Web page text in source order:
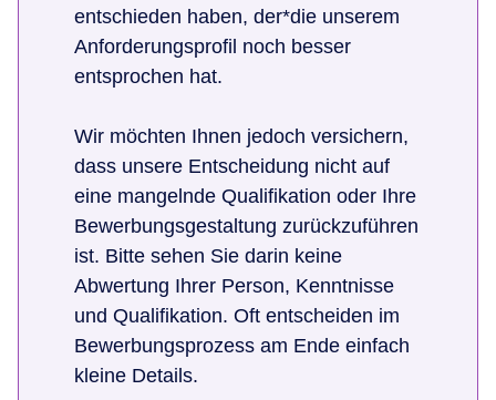
entschieden haben, der*die unserem
Anforderungsprofil noch besser
entsprochen hat.
Wir möchten Ihnen jedoch versichern,
dass unsere Entscheidung nicht auf
eine mangelnde Qualifikation oder Ihre
Bewerbungsgestaltung zurückzuführen
ist. Bitte sehen Sie darin keine
Abwertung Ihrer Person, Kenntnisse
und Qualifikation. Oft entscheiden im
Bewerbungsprozess am Ende einfach
kleine Details.